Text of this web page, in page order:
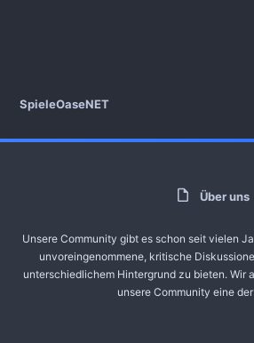
SpieleOaseNET
Über uns
Unsere Community gibt es schon seit vielen
unvoreingenommene, kritische
unterschiedlichem Hintergrund zu bieten. Wir
unsere Community eine